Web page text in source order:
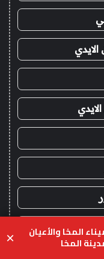
المخا والأعيان
المخا ×